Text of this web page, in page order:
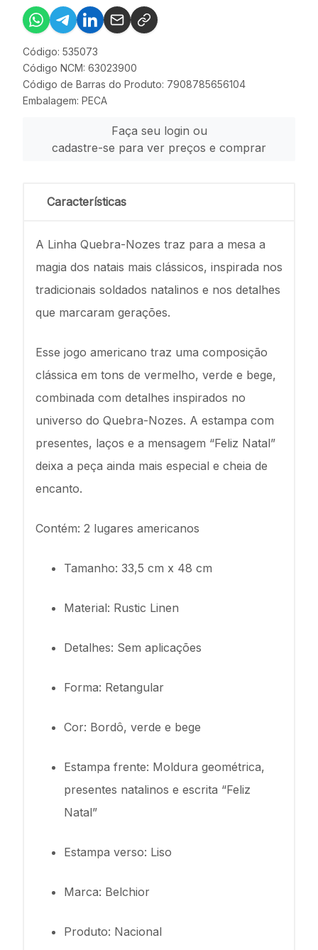
Código: 535073
Código NCM: 63023900
Código de Barras do Produto: 7908785656104
Embalagem: PECA
Faça seu login ou
cadastre-se para ver preços e comprar
Características
A Linha Quebra-Nozes traz para a mesa a
magia dos natais mais clássicos, inspirada nos
tradicionais soldados natalinos e nos detalhes
que marcaram gerações.
Esse jogo americano traz uma composição
clássica em tons de vermelho, verde e bege,
combinada com detalhes inspirados no
universo do Quebra-Nozes. A estampa com
presentes, laços e a mensagem “Feliz Natal”
deixa a peça ainda mais especial e cheia de
encanto.
Contém: 2 lugares americanos
Tamanho: 33,5 cm x 48 cm
Material: Rustic Linen
Detalhes: Sem aplicações
Forma: Retangular
Cor: Bordô, verde e bege
Estampa frente: Moldura geométrica,
presentes natalinos e escrita “Feliz
Natal”
Estampa verso: Liso
Marca: Belchior
Produto: Nacional